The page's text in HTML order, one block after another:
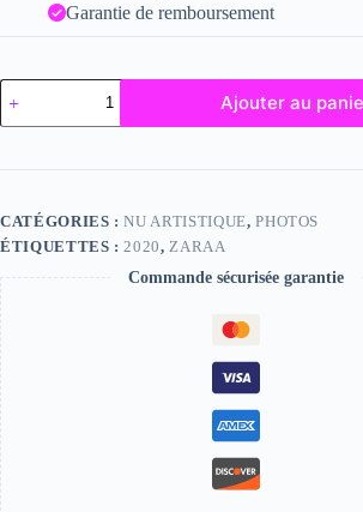
Garantie de remboursement
quantité
de
Zaraa
Ajouter au
CATÉGORIES :NU ARTISTIQUE,PHOTOS
ÉTIQUETTES : 2020, ZARAA
Commande sécurisée garantie